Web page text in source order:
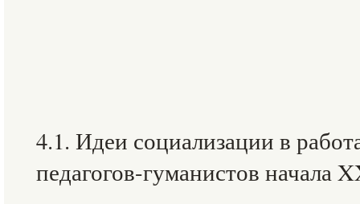
4.1. Идеи социализации в
педагогов-гуманистов начала